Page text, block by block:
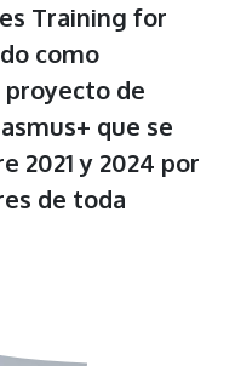
Training for
como
proyecto de
que se
2021 y 2024 por
de toda